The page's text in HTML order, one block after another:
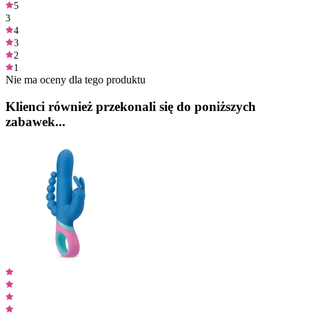
5
3
4
3
2
1
Nie ma oceny dla tego produktu
Klienci również przekonali się do poniższych
zabawek...